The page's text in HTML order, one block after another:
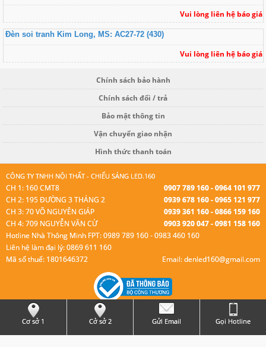
Vui lòng liên hệ báo giá
Đèn soi tranh Kim Long, MS: AC27-72 (430)
Vui lòng liên hệ báo giá
Chính sách bảo hành
Chính sách đổi / trả
Bảo mật thông tin
Vận chuyển giao nhận
Hình thức thanh toán
CÔNG TY TNHH NỘI THẤT - CHIẾU SÁNG LED.160
CH 1: 160 CMT8
0907 789 160 - 0964 101 977
CH 2: 195 ĐƯỜNG 3 THÁNG 2
0939 678 160 - 0965 121 977
CH 3: 70 VÕ NGUYÊN GIÁP
0939 361 160 - 0866 159 160
CH 4: 709 NGUYỄN VĂN CỪ
0903 920 047 - 0981 158 160
Hotline Nhà Thông Minh FPT: 0989 789 160 - 0983 460 160
Liên hệ làm đại lý: 0869 611 160
Mã số thuế: 1801646372
Email: denled160@gmail.com
© Bản quyền thuộc Led 160.
Cơ sở 1
Cở sở 2 Gửi Email Gọi Hotline